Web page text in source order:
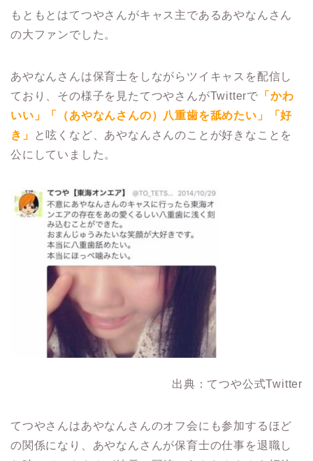
もともとはてつやさんがキャス主であるあやなんさん
の大ファンでした。
あやなんさんは保育士をしながらツイキャスを配信し
ており、その様子を見たてつやさんがTwitterで 「かわ
いい」「（あやなんさんの）八重歯を舐めたい」「好
き」
と呟くなど、あやなんさんのことが好きなことを
公にしていました。
出典：てつや公式Twitter
てつやさんはあやなんさんのオフ会にも参加するほど
の関係になり、あやなんさんが保育士の仕事を退職し